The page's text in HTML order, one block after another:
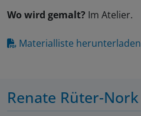
Wo wird gemalt? Im Atelier.
Materialliste herunterladen
Renate Rüter-Nork